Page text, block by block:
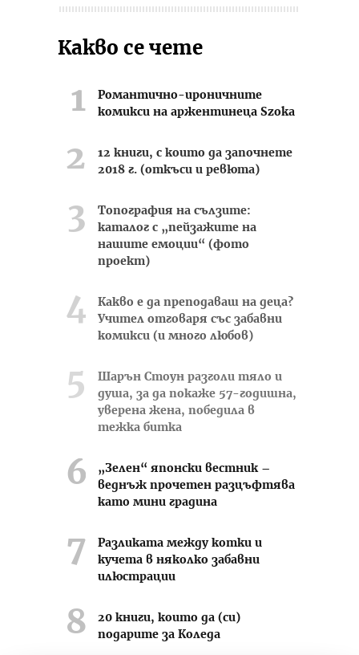
Какво се чете
Романтично-ироничните
комикси на аржентинеца Szoka
12 книги, с които да започнете
2018 г. (откъси и ревюта)
Топография на сълзите:
каталог с „пейзажите на
нашите емоции“ (фото
проект)
Какво е да преподаваш на деца?
Учител отговаря със забавни
комикси (и много любов)
Шарън Стоун разголи тяло и
душа, за да покаже 57-годишна,
уверена жена, победила в
тежка битка
„Зелен“ японски вестник –
веднъж прочетен разцъфтява
като мини градина
Разликата между котки и
кучета в няколко забавни
илюстрации
20 книги, които да (си)
подарите за Коледа